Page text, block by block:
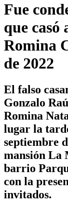
Fue
que casó
Romina
de 2022
El falso
Gonzalo
Romina
lugar la
septiembre
mansión La
barrio
con la
invitados.